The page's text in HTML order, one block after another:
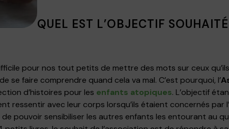
QUEL EST L’OBJECTIF
pour nos tout petits de mettre des mots sur ceux
se faire comprendre quand cela va mal. C’est pourquoi, l’
d’histoires pour les enfants atopiques. L’objectif
ressentir avec leur corps lorsqu’ils étaient concernés par
de pouvoir sensibiliser les autres enfants les entourant au